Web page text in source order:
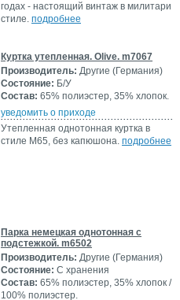
годах - настоящий винтаж в милитари
стиле. подробнее
Куртка утепленная. Olive. m7067
Производитель: Другие (Германия)
Состояние: Б/У
Состав: 65% полиэстер, 35% хлопок.
уведомить о приходе
Утепленная однотонная куртка в
стиле М65, без капюшона. подробнее
Парка немецкая однотонная с
подстежкой. m6502
Производитель: Другие (Германия)
Состояние: С хранения
Состав: 65% полиэстер, 35% хлопок /
100% полиэстер.